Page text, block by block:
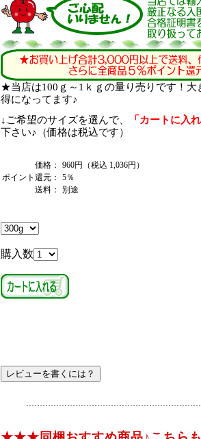
★当店は100ｇ～1ｋｇの量り売りです！大
得になってます♪
↓ご希望のサイズを選んで、
「カートに入
下さい♪（価格は税込です）
価格：
960円（税込 1,036円）
ポイント還元：
5％
送料：
別途
購入数